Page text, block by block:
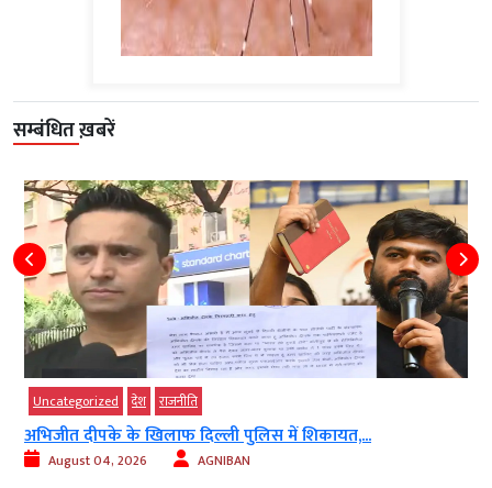
सम्बंधित ख़बरें
Uncategorized देश राजनीति
अभिजीत दीपके के खिलाफ दिल्ली पुलिस में शिकायत,...
August 04, 2026 AGNIBAN